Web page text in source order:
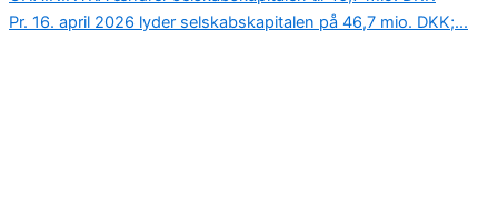
Pr. 16. april 2026 lyder selskabskapitalen på 46,7 mio. DKK;...